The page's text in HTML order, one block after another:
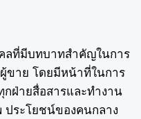
ลที่มีบทบาทสำคัญในการ
ขาย โดยมีหน้าที่ในการ
กฝ่ายสื่อสารและทำงาน
ประโยชน์ของคนกลาง